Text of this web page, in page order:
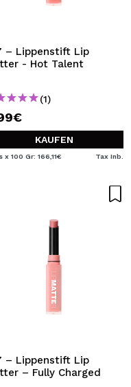
– Lippenstift Lip
- Hot Talent
(1)
KAUFEN
x 100 Gr: 166,11€ Tax Inb.
– Lippenstift Lip
– Fully Charged